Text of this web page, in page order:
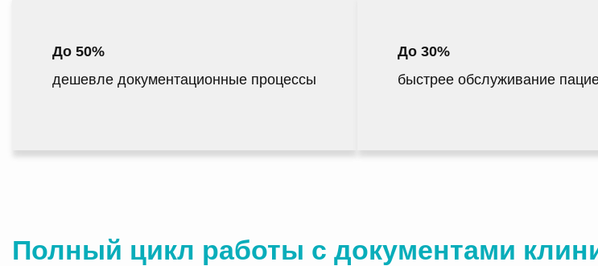
До 50%
дешевле документационные процессы
До 30%
быстрее обслуживание
Полный цикл работы с документами